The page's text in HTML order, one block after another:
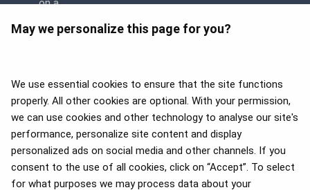
May we personalize this page for you?
We use essential cookies to ensure that the site functions
properly. All other cookies are optional. With your permission,
we can use cookies and other technology to analyse our site's
performance, personalize site content and display
personalized ads on social media and other channels. If you
consent to the use of all cookies, click on “Accept”. To select
for what purposes we may process data about your
APEX 2026 Five Star Major
Airline Award